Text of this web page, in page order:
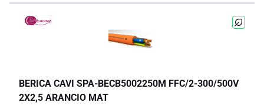
BERICA CAVI SPA-BECB5002250M FFC/2-300/500V
2X2,5 ARANCIO MAT